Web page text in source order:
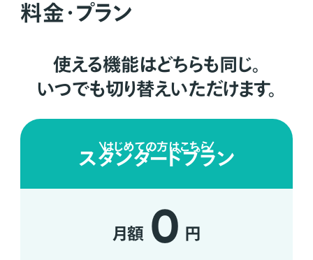
料金・プラン
使える機能はどちらも同じ。
いつでも切り替えいただけます。
はじめての方はこちら
スタンダードプラン
月額 0 円